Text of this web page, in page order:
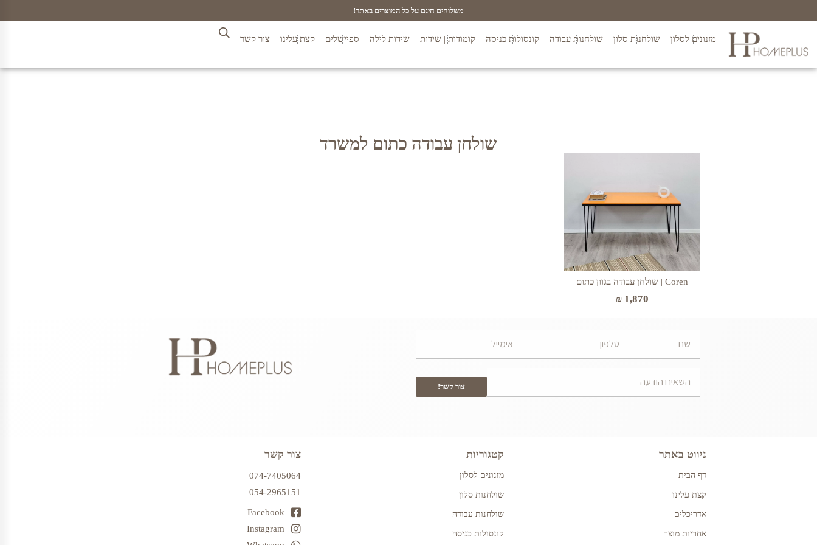
משלוחים חינם על כל המוצרים באתר!
מזנונים לסלון שולחנות סלון שולחנות עבודה קונסולות כניסה קומודות | שידות שידות לילה ספיישלים קצת עלינו צור קשר
שולחן עבודה כתום למשרד
Coren | שולחן עבודה בגוון כתום
₪1,870
צור קשר!
ניווט באתר
דף הבית
קצת עלינו
אדריכלים
אחריות מוצר
קטגוריות
מזנונים לסלון
שולחנות סלון
שולחנות עבודה
קונסולות כניסה
צור קשר
074-7405064
054-2965151
Facebook
Instagram